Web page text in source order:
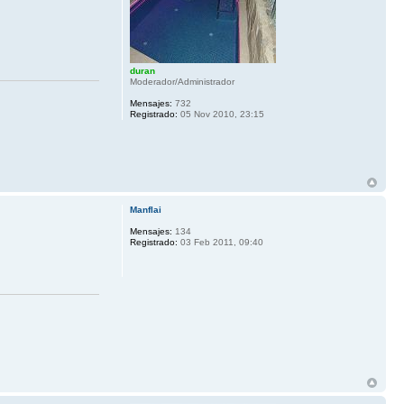
duran
Moderador/Administrador
Mensajes: 732
Registrado: 05 Nov 2010, 23:15
Manflai
Mensajes: 134
Registrado: 03 Feb 2011, 09:40